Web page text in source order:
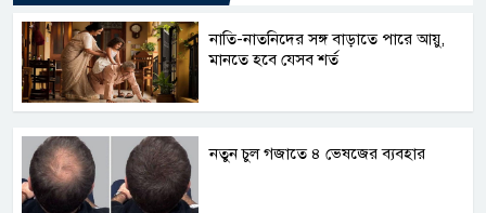
নাতি-নাতনিদের সঙ্গ বাড়াতে পারে আয়ু,
মানতে হবে যেসব শর্ত
নতুন চুল গজাতে ৪ ভেষজের ব্যবহার